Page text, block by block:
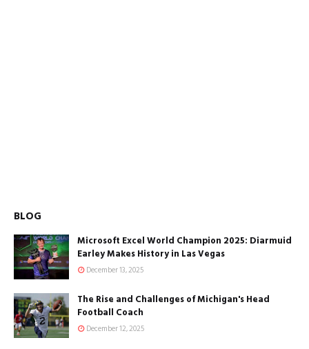
BLOG
Microsoft Excel World Champion 2025: Diarmuid
Earley Makes History in Las Vegas
December 13, 2025
The Rise and Challenges of Michigan's Head
Football Coach
December 12, 2025